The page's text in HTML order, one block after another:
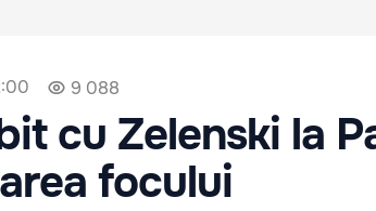
9 088
cu Zelenski la
focului